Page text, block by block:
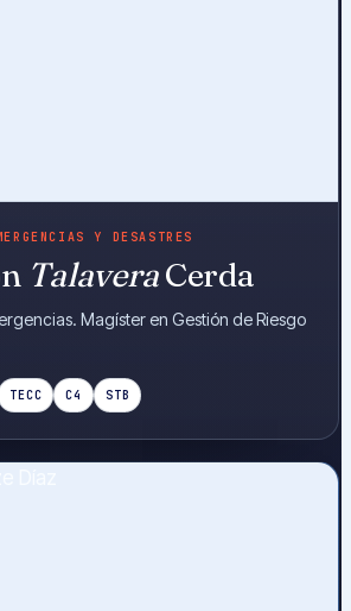
Y DESASTRES
TalaveraCerda
Magíster en Gestión de Riesgo
TECC C4 STB